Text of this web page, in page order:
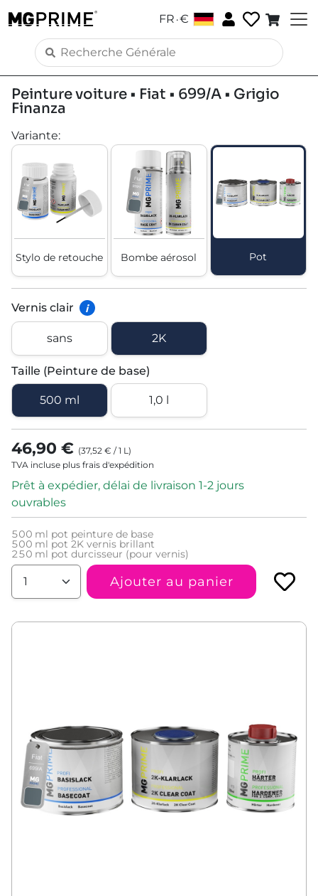
FR .€
Peinture voiture • Fiat • 699/A • Grigio
Finanza
Variante:
Stylo de retouche Bombe aérosol Pot
Vernis clair i
sans 2K
Taille (Peinture de base)
500 ml 1,0 l
46,90 € (37,52 € /1 L )
TVA incluse plus frais d'expédition
Prêt à expédier, délai de livraison 1-2 jours
ouvrables
500 ml pot peinture de base
500 ml pot 2K vernis brillant
250 ml pot durcisseur (pour vernis)
Ajouter au panier